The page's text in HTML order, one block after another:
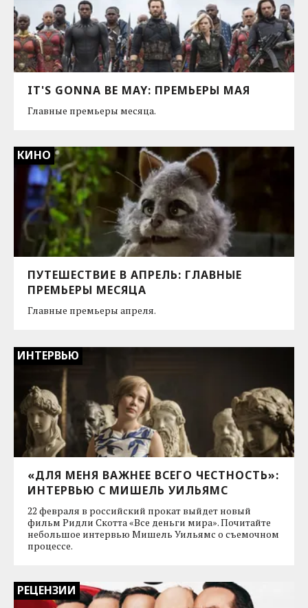
IT'S GONNA BE MAY: ПРЕМЬЕРЫ МАЯ
Главные премьеры месяца.
КИНО
ПУТЕШЕСТВИЕ В АПРЕЛЬ: ГЛАВНЫЕ
ПРЕМЬЕРЫ МЕСЯЦА
Главные премьеры апреля.
ИНТЕРВЬЮ
«ДЛЯ МЕНЯ ВАЖНЕЕ ВСЕГО ЧЕСТНОСТЬ»:
ИНТЕРВЬЮ С МИШЕЛЬ УИЛЬЯМС
22 февраля в российский прокат выйдет новый
фильм Ридли Скотта «Все деньги мира». Почитайте
небольшое интервью Мишель Уильямс о съемочном
процессе.
РЕЦЕНЗИИ